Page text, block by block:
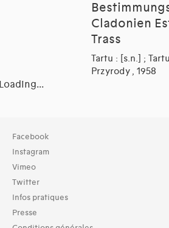
Cladonien
Trass
Tartu : [s.n.] ;
Przyrody , 1958
Facebook
Instagram
Vimeo
Twitter
Infos pratiques
Presse